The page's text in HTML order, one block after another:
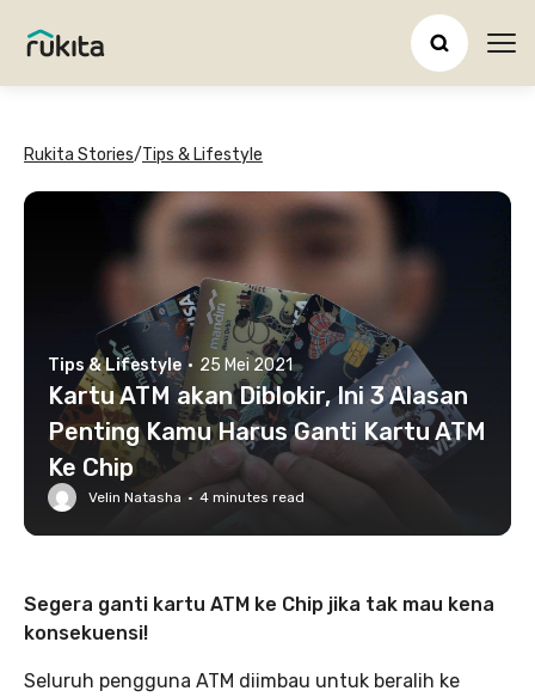
Rukita Stories/Tips & Lifestyle
Tips & Lifestyle · 25 Mei 2021
Kartu ATM akan Diblokir, Ini 3 Alasan
Penting Kamu Harus Ganti Kartu ATM
Ke Chip
Velin Natasha · 4 minutes read
Segera ganti kartu ATM ke Chip jika tak mau kena
konsekuensi!
Seluruh pengguna ATM diimbau untuk beralih ke